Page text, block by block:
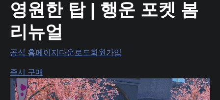
영원한 탑 | 행운 포켓 봄
리뉴얼
공식 홈페이지 다운로드회원가입
즉시 구매